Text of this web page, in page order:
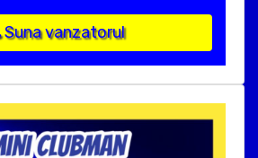
Suna vanzatorul